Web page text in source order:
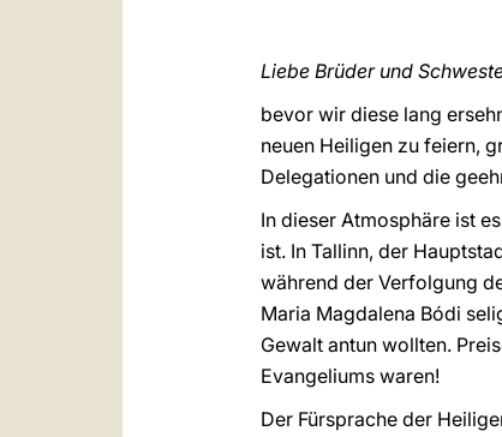
Liebe Brüder und
bevor wir diese lang
neuen Heiligen zu feiern,
Delegationen und die
In dieser Atmosphäre ist
ist. In Tallinn, der
während der Verfolgung
Maria Magdalena Bódi
Gewalt antun wollten.
Evangeliums waren!
Der Fürsprache der